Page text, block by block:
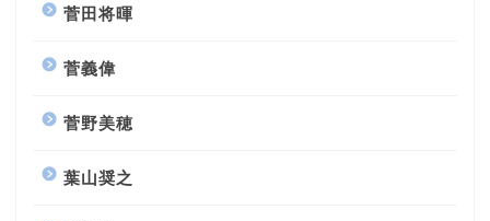
菅田将暉
菅義偉
菅野美穂
葉山奨之